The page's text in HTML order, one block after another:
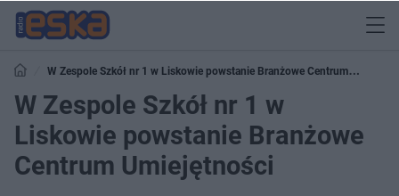
W Zespole Szkół nr 1 w Liskowie powstanie Branżowe Centrum
Umiejętności
W Zespole Szkół nr 1 w
Liskowie powstanie Branżowe
Centrum Umiejętności